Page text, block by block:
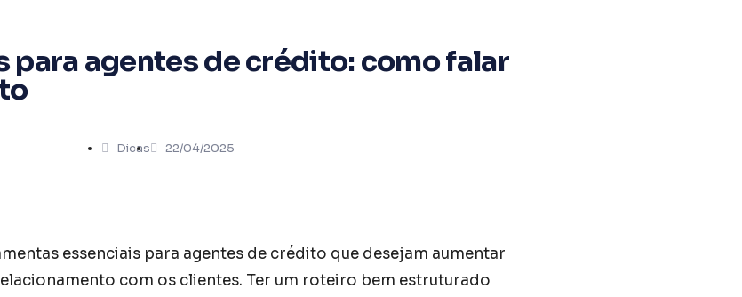
para agentes de crédito: como falar
Dicas 22/04/2025
essenciais para agentes de crédito que desejam aumentar
com os clientes. Ter um roteiro bem estruturado